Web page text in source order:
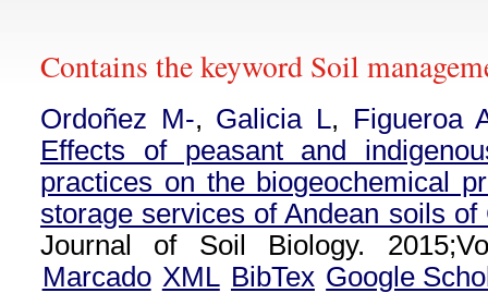
Contains the keyword Soil
Ordoñez M-, Galicia L, Figueroa
Effects of peasant and
practices on the biogeochemical
storage services of Andean soils of
Journal of Soil Biology.
Marcado XML BibTex Google